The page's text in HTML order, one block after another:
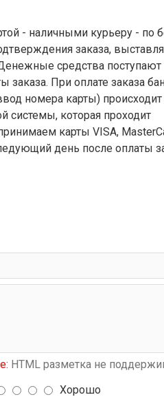
банковской
номера карты) происходит
системы, которая проходит
день после оплаты
HTML разметка не
Хорошо